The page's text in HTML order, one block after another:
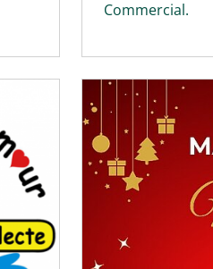
Commercial.